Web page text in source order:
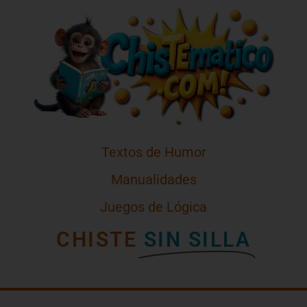
Textos de Humor
Manualidades
Juegos de Lógica
CHISTE SIN SILLA